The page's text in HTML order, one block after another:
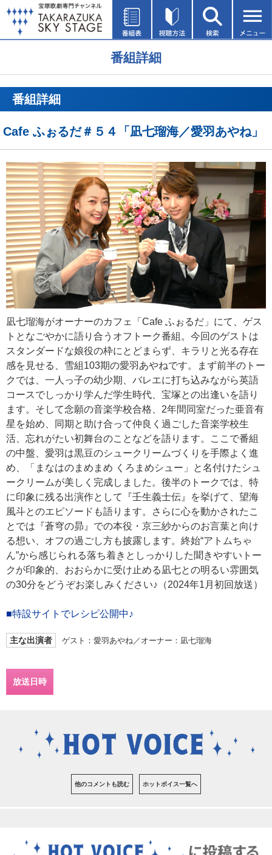
番組詳細
番組詳細
Cafe ふぉるだ＃５４「凪七瑠海／愛羽あやね」
凪七瑠海がオーナーのカフェ「Cafe ふぉるだ」にて、ゲス
トとなごやかに語り合うオフトーク番組。今回のゲストは
スタンダードな娘役の枠にとどまらず、キラリと光る存在
感を見せる、雪組103期の愛羽あやねです。まず前半のトー
クでは、一人っ子の幼少期、バレエに打ち込みながら英語
コースでしっかり学んだ学生時代、宝塚との出逢いを語り
ます。そして念願の音楽学校合格、2年間同室だった亜音有
星を始め、同期と助け合って仲良く過ごした音楽学校生
活、忘れがたい初舞台のことなどを語ります。ここで番組
の中盤、愛羽は黒豆のシュークリームづくりを手際よく進
め、「まなはのまめまめ くろまめシュー」と名付けたシュ
ークリームが美しく完成しました。後半のトークでは、特
に印象に残る出演作として『壬生義士伝』を挙げて、望海
風斗とのエピソードも語ります。さらに心を動かされたこ
とでは『蒼穹の昴』での本役・京三紗からのお言葉と向け
る想い、オフの過ごし方も披露します。終始“アトムちゃ
ん”から感じられる落ち着きとしっかりした聞きやすいトー
クが印象的、おおらかに受け止める凪七との明るい雰囲気
の30分をどうぞお楽しみください♪（2024年1月初回放送）
■特設サイトでレシピ公開中♪
主な出演者 ゲスト：愛羽あやね／オーナー：凪七瑠海
放送日時
他のコメントも読む ホットボイス一覧へ